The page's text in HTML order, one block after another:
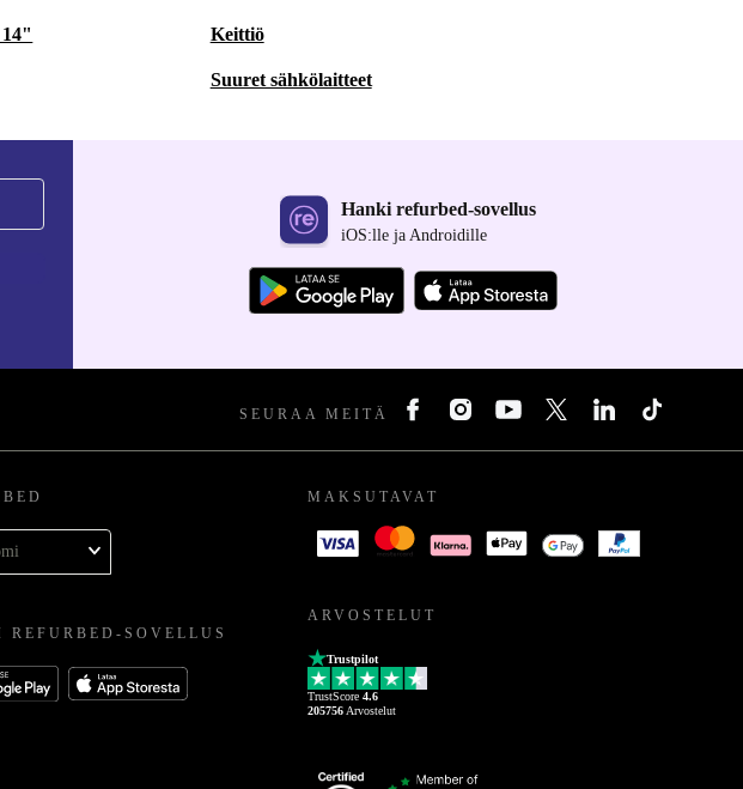
Keittiö
Suuret sähkölaitteet
Hanki refurbed-sovellus
iOS:lle ja Androidille
SEURAA MEITÄ
REFURBED-SOVELLUS
MAKSUTAVAT
ARVOSTELUT
Trustpilot
TrustScore 4.6
205756 Arvostelut